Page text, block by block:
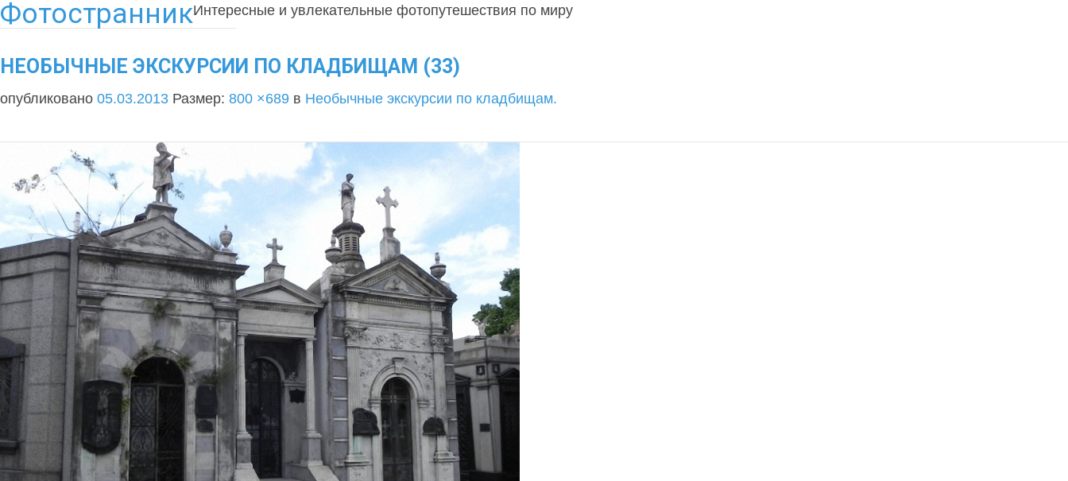
ФотостранникИнтересные и увлекательные фотопутешествия по миру
НЕОБЫЧНЫЕ ЭКСКУРСИИ ПО КЛАДБИЩАМ (33)
опубликовано 05.03.2013 Размер: 800 ×689 в Необычные экскурсии по кладбищам.